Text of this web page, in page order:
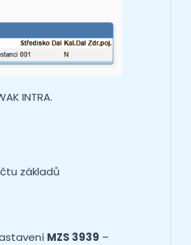
INTRA.
základů
MZS 3939 –